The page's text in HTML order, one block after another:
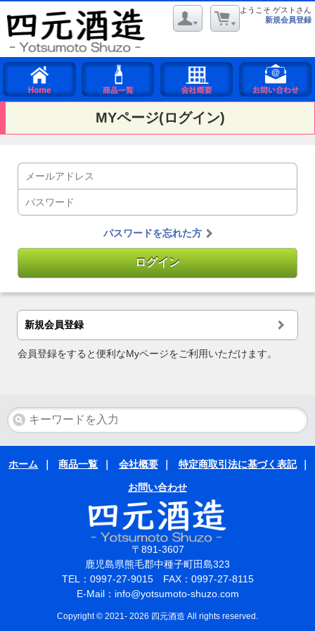
ようこそ ゲストさん
新規会員登録
MYページ(ログイン)
パスワードを忘れた方
新規会員登録
会員登録をすると便利なMyページをご利用いただけます。
ホーム 商品一覧 会社概要 特定商取引法に基づく表記
お問い合わせ
〒891-3607
鹿児島県熊毛郡中種子町田島323
TEL：0997-27-9015 FAX：0997-27-8115
E-Mail：info@yotsumoto-shuzo.com
Copyright © 2021- 2026 四元酒造 All rights reserved.